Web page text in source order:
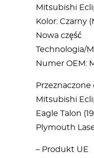
Mitsubishi
Kolor: Czarny
Nowa część
Technologia/
Numer OEM:
Mitsubishi
Eagle Talon
Plymouth
– Produkt UE